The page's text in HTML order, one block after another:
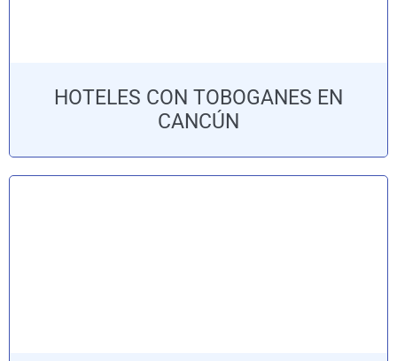
HOTELES CON TOBOGANES EN
CANCÚN